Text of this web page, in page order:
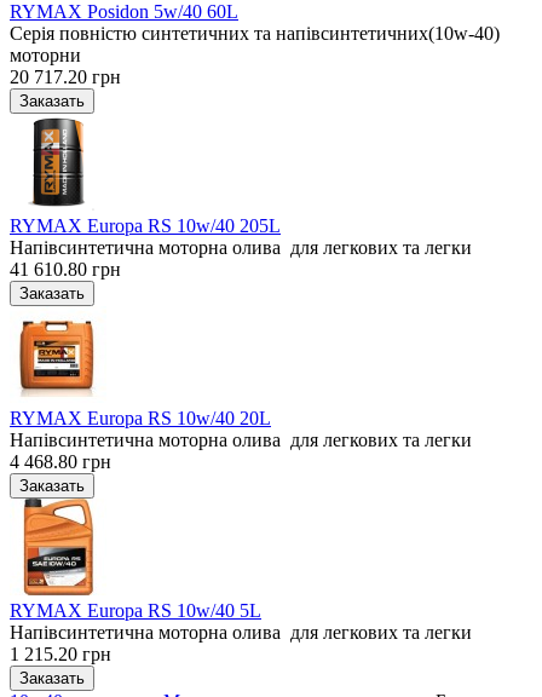
RYMAX Posidon 5w/40 60L
Серія повністю синтетичних та напівсинтетичних(10w-40)
моторни
20 717.20 грн
RYMAX Europa RS 10w/40 205L
Напівсинтетична моторна олива для легкових та легки
41 610.80 грн
RYMAX Europa RS 10w/40 20L
Напівсинтетична моторна олива для легкових та легки
4 468.80 грн
RYMAX Europa RS 10w/40 5L
Напівсинтетична моторна олива для легкових та легки
1 215.20 грн